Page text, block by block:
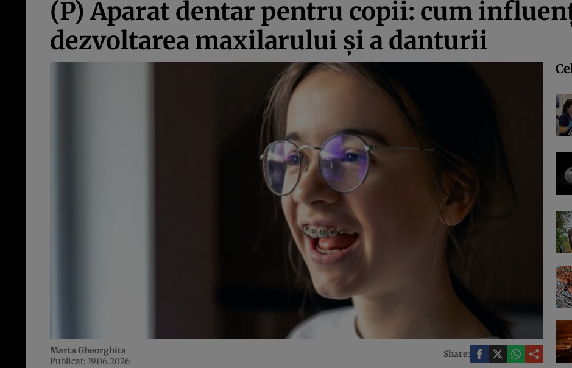
(P) Aparat dentar pentru copii: cum
dezvoltarea maxilarului și a danturii
Marta Gheorghita
Publicat: 19.06.2026
Share: